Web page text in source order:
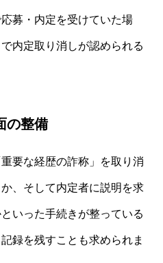
募・内定を受けていた場
内定取り消しが認められる
の整備
要な経歴の詐称」を取り消
、そして内定者に説明を求
いった手続きが整っている
録を残すことも求められま